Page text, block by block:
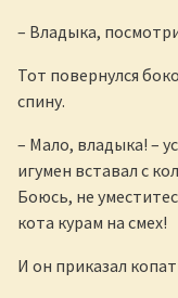
– Владыка,
Тот повернулся
спину.
– Мало, владыка! –
игумен вставал с
Боюсь, не
кота курам на смех!
И он приказал